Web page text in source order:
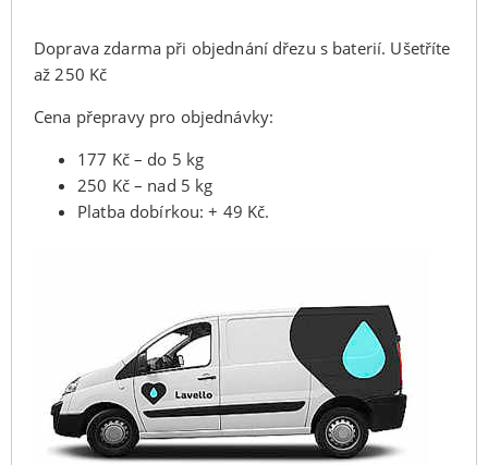
Doprava zdarma při objednání dřezu s baterií. Ušetříte
až 250 Kč
Cena přepravy pro objednávky:
177 Kč – do 5 kg
250 Kč – nad 5 kg
Platba dobírkou: + 49 Kč.